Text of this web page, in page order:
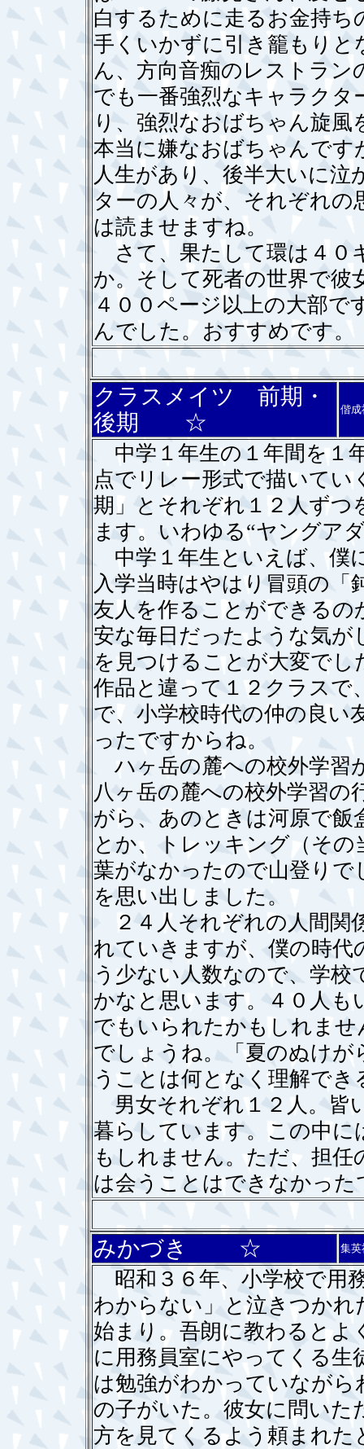
白するために走るお金持
手くいかずに引き籠もり
ん、方向音痴のレストラ
でも一番強烈なキャラクタ
り、強烈なおばちゃん旋
本当に嫌なおばちゃんで
人生があり、後半大いに
ターの人々が、それぞれ
は読ませますね。
さて、果たして環は４０
か。そして死者の世界で彼
４００ページ以上の大部
んでした。おすすめです。
クラスメイツ 前期・
後期 ☆
偕成
中学１年生の１年間を１
点でリレー形式で描いてい
期」とそれぞれ１２人ずつ
ます。いわゆる“ヤングア
中学１年生といえば、僕
入学当時はやはり冒頭の「
友人を作ることができる
安な毎日だったような気が
を見つけることが大変で
作品と違って１２クラスで
で、小学校時代の仲の良い
ったですからね。
ハヶ岳の麓への校外学習
八ヶ岳の麓への校外学習の
がら、あのときは河原で
とか、トレッキング（そ
葉がなかったので山登り
を思い出しました。
２４人それぞれの人間関
れていきますが、僕の時代
う少ない人数なので、学
かなと思います。４０人
でもいられたかもしれま
でしょうね。「夏のぬけが
うことは何となく理解でき
男女それぞれ１２人。皆
暮らしています。この中
もしれません。ただ、担
は会うことはできなかっ
みかづき ☆ 集
昭和３６年、小学校で用
わからない」と泣きつか
始まり。吾朗に教わると
に用務員室にやってくる
は勉強がわかっていなが
の子がいた。彼女に問いた
方を見てくるよう頼まれた